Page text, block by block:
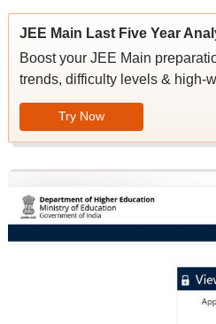
JEE Main Last Five Year
Boost your JEE Main
trends, difficulty levels & high-
Try Now